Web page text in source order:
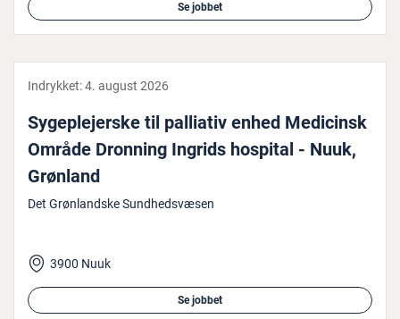
Se jobbet
Indrykket:4. august 2026
Sy­geple­jer­ske til palliativ enhed Medicinsk
Område Dronning Ingrids hospital - Nuuk,
Grønland
Det Grønlandske Sundhedsvæsen
3900 Nuuk
Se jobbet